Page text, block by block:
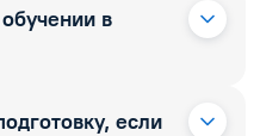
в
если